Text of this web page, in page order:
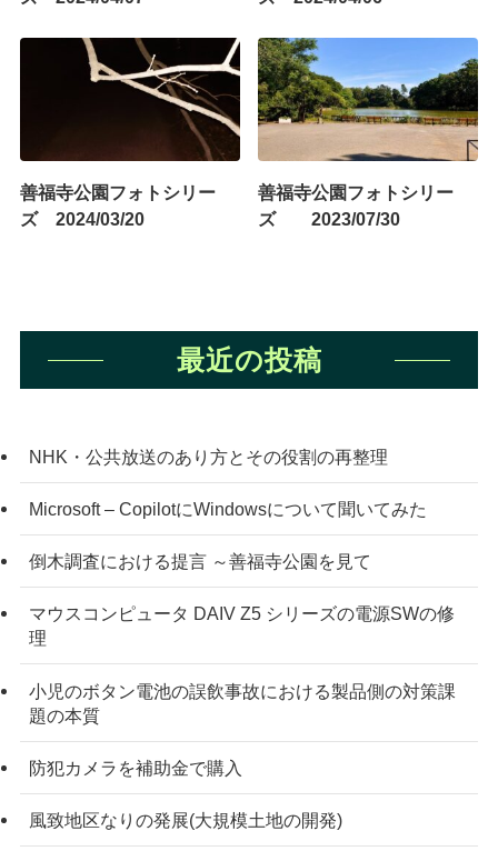
善福寺公園フォトシリー
ズ 2024/03/20
善福寺公園フォトシリー
ズ 2023/07/30
最近の投稿
NHK・公共放送のあり方とその役割の再整理
Microsoft – CopilotにWindowsについて聞いてみた
倒木調査における提言 ～善福寺公園を見て
マウスコンピュータ DAIV Z5 シリーズの電源SWの修
理
小児のボタン電池の誤飲事故における製品側の対策課
題の本質
防犯カメラを補助金で購入
風致地区なりの発展(大規模土地の開発)